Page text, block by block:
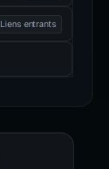
Liens entrants